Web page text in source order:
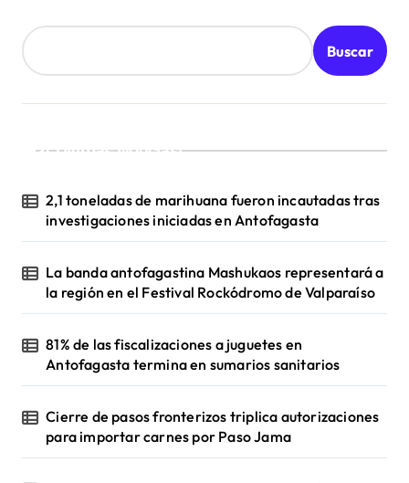
Buscar
¡Ultimas Noticias!
2,1 toneladas de marihuana fueron incautadas tras
investigaciones iniciadas en Antofagasta
La banda antofagastina Mashukaos representará a
la región en el Festival Rockódromo de Valparaíso
81% de las fiscalizaciones a juguetes en
Antofagasta termina en sumarios sanitarios
Cierre de pasos fronterizos triplica autorizaciones
para importar carnes por Paso Jama